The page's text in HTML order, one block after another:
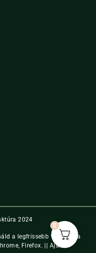
2024
a legfrissebb verzióját a
Firefox. || Ajánló
0